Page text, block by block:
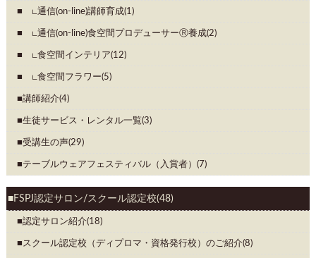
∟通信(on-line)講師育成(1)
∟通信(on-line)食空間プロデューサーⓇ養成(2)
∟食空間インテリア(12)
∟食空間フラワー(5)
講師紹介(4)
生徒サービス・レンタル一覧(3)
受講生の声(29)
テーブルウェアフェスティバル（入賞者）(7)
FSPJ認定サロン/スクール認定校(48)
認定サロン紹介(18)
スクール認定校（ディプロマ・資格発行校）のご紹介(8)